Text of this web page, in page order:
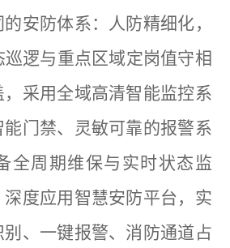
安防体系：人防精细化 ，
逻与重点区域定岗值守相
，采用 全域高清智能监控系
门禁、灵敏可靠的报警系
全周期维保与实时状态监
深度应用智慧安防平台， 实
、一键报警、消防通道占